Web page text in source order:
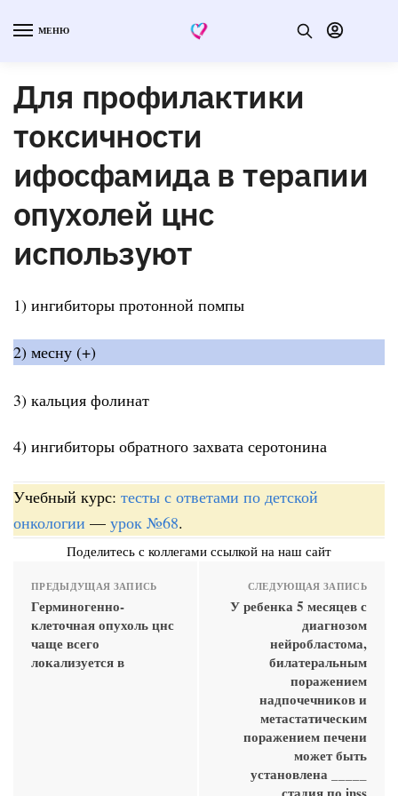
МЕНЮ
Для профилактики
токсичности
ифосфамида в терапии
опухолей цнс
используют
1) ингибиторы протонной помпы
2) месну (+)
3) кальция фолинат
4) ингибиторы обратного захвата серотонина
Учебный курс: тесты с ответами по детской
онкологии — урок №68.
Поделитесь с коллегами ссылкой на наш сайт
ПРЕДЫДУЩАЯ ЗАПИСЬ
Герминогенно-
клеточная опухоль цнс
чаще всего
локализуется в
СЛЕДУЮЩАЯ ЗАПИСЬ
У ребенка 5 месяцев с
диагнозом
нейробластома,
билатеральным
поражением
надпочечников и
метастатическим
поражением печени
может быть
установлена _____